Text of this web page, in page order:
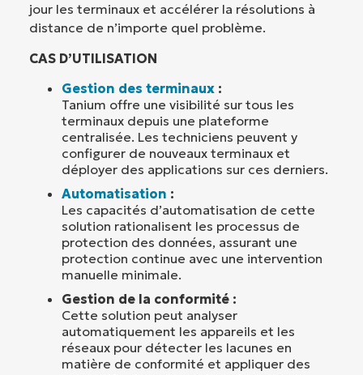
jour les terminaux et accélérer la résolutions à
distance de n’importe quel problème.
CAS D’UTILISATION
Gestion des terminaux :
Tanium offre une visibilité sur tous les
terminaux depuis une plateforme
centralisée. Les techniciens peuvent y
configurer de nouveaux terminaux et
déployer des applications sur ces derniers.
Automatisation :
Les capacités d’automatisation de cette
solution rationalisent les processus de
protection des données, assurant une
protection continue avec une intervention
manuelle minimale.
Gestion de la conformité :
Cette solution peut analyser
automatiquement les appareils et les
réseaux pour détecter les lacunes en
matière de conformité et appliquer des